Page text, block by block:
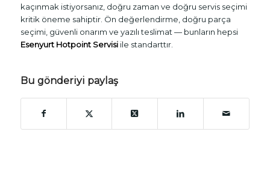
kaçınmak istiyorsanız, doğru zaman ve doğru servis seçimi
kritik öneme sahiptir. Ön değerlendirme, doğru parça
seçimi, güvenli onarım ve yazılı teslimat — bunların hepsi
Esenyurt Hotpoint Servisiile standarttır.
Bu gönderiyi paylaş